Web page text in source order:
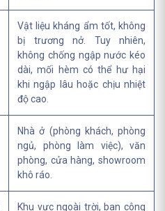
Vật liệu kháng ẩm tốt, không
bị trương nở. Tuy nhiên,
không chống ngập nước kéo
dài, mối hèm có thể hư hại
khi ngập lâu hoặc chịu nhiệt
độ cao.
Nhà ở (phòng khách, phòng
ngủ, phòng làm việc), văn
phòng, cửa hàng, showroom
khô ráo.
Khu vực ngoài trời, ban công